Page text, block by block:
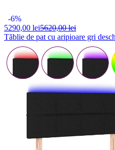
-6%
5290,00 lei5620,00 lei
Tăblie de pat cu aripioare gri